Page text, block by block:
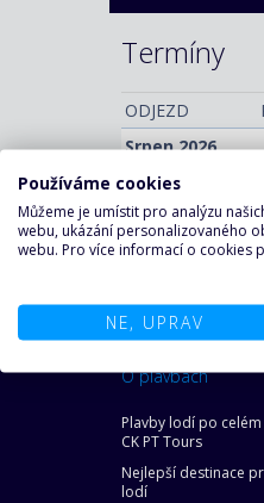
Termíny
ODJEZD
Srpen 2026
29.08.2026
29.08.2026
O plavbách
Plavby lodí po
CK PT Tours
Nejlepší destinace
lodí
Používáme cookies
Můžeme je umístit pro analýzu
webu, ukázání personalizovaného
webu. Pro více informací o cookies
NE, UPRAV